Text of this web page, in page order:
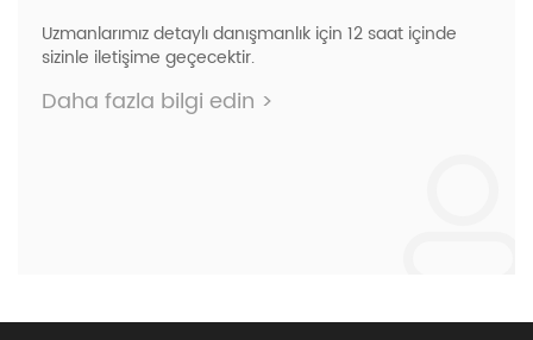
Uzmanlarımız detaylı danışmanlık için 12 saat içinde
sizinle iletişime geçecektir.
Daha fazla bilgi edin >